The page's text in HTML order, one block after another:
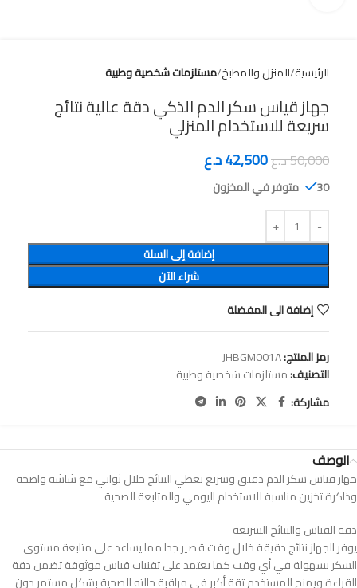
الرئيسية المنزل والمطبخ مستلزمات شخصية وطبية
جهاز قياس سكر الدم الذكي دقة عالية نتائج
سريعة للاستخدام المنزلي
50,000د.ع42,500د.ع
30 متوفر في المخزون
إضافة إلى السلة
شراء الآن
إضافة الى المفضلة
رمز المنتج:JHBGM001A
التصنيف:مستلزمات شخصية وطبية
مشاركة:
الوصف
جهاز قياس سكر الدم دقيق وسريع يعطي النتائج خلال ثواني مع شاشة واضحة
وذاكرة تخزين مناسبة للاستخدام اليومي والمتابعة الصحية
دقة القياس والنتائج السريعة
يوفر الجهاز نتائج دقيقة خلال وقت قصير جدا مما يساعد على متابعة مستوى
السكر بسهولة في أي وقت كما يعتمد على تقنيات قياس موثوقة تضمن دقة
القراءة ويمنح المستخدم ثقة أكبر في مراقبة حالته الصحية بشكل مستمر دون